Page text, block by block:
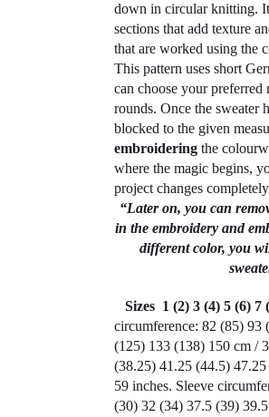
down in circular knitting.
sections that add texture
that are worked using the
This pattern uses short
can choose your preferred
rounds. Once the sweater
blocked to the given
embroideringthe
where the magic begins,
project changes
“Later on, you can
in the embroidery and
different color, you
Sizes 1 (2) 3 (4) 5 (6) 7
circumference: 82 (85) 93
(125) 133 (138) 150 cm /
(38.25) 41.25 (44.5)
59 inches. Sleeve
(30) 32 (34) 37.5 (39)